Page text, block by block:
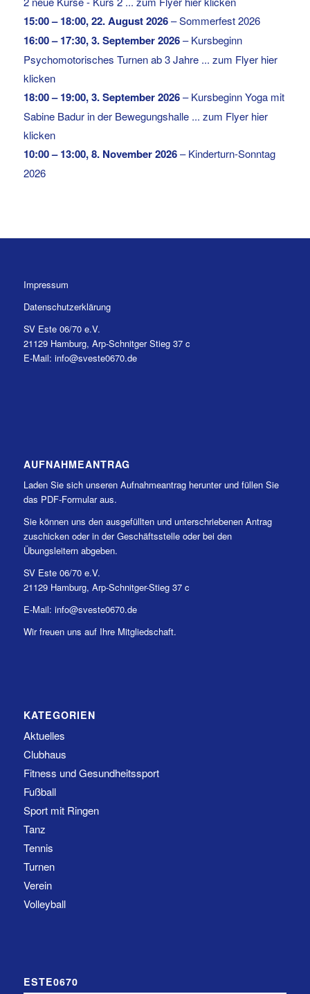
15:00– 18:00,22. August 2026–Sommerfest 2026
16:00– 17:30,3. September 2026–Kursbeginn
Psychomotorisches Turnen ab 3 Jahre ... zum Flyer hier
klicken
18:00– 19:00,3. September 2026–Kursbeginn Yoga mit
Sabine Badur in der Bewegungshalle ... zum Flyer hier
klicken
10:00– 13:00,8. November 2026–Kinderturn-Sonntag
2026
Impressum
Datenschutzerklärung
SV Este 06/70 e.V.
21129 Hamburg, Arp-Schnitger Stieg 37 c
E-Mail: info@sveste0670.de
AUFNAHMEANTRAG
Laden Sie sich unseren Aufnahmeantrag herunter und füllen Sie
das PDF-Formular aus.
Sie können uns den ausgefüllten und unterschriebenen Antrag
zuschicken oder in der Geschäftsstelle oder bei den
Übungsleitern abgeben.
SV Este 06/70 e.V.
21129 Hamburg, Arp-Schnitger-Stieg 37 c
E-Mail: info@sveste0670.de
Wir freuen uns auf Ihre Mitgliedschaft.
KATEGORIEN
Aktuelles
Clubhaus
Fitness und Gesundheitssport
Fußball
Sport mit Ringen
Tanz
Tennis
Turnen
Verein
Volleyball
ESTE0670